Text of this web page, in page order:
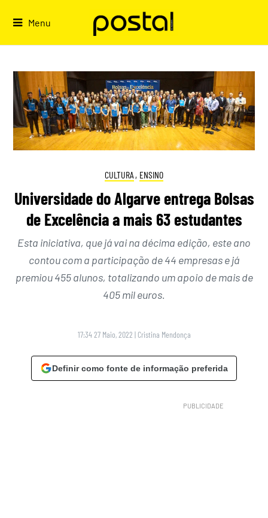
Menu
CULTURA , ENSINO
Universidade do Algarve entrega Bolsas
de Excelência a mais 63 estudantes
Esta iniciativa, que já vai na décima edição, este ano
contou com a participação de 44 empresas e já
premiou 455 alunos, totalizando um apoio de mais de
405 mil euros.
17:34 27 Maio, 2022 | Cristina Mendonça
Definir como fonte de informação preferida